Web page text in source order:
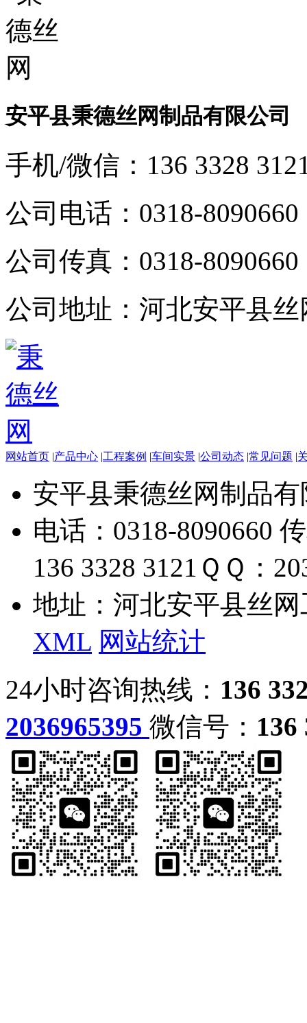
安平县秉德丝网制品有限公司
手机/微信： 136 3328
公司电话： 0318-8090660
公司传真： 0318-8090660
公司地址： 河北安平县
网站首页 |产品中心 |工程案例 |车间实景 |公司动态 |常见问题 |
安平县秉德丝网制品
电话：0318-8090660
136 3328 3121 ＱＱ：
地址：河北安平县丝
XML 网站统计
24小时咨询热线： 136
2036965395 微信号： 136